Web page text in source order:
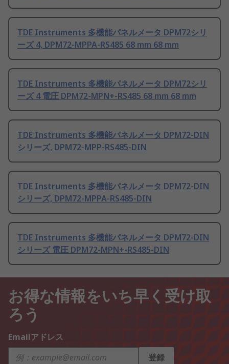
TDE Instruments 多機能パネルメータ DPM72シリ
ーズ 4, DPM72-MPPA-RS485 68 mm 68 mm
TDE Instruments 多機能パネルメータ DPM72シリ
ーズ 4 電圧 DPM72-MPN+-RS485 68 mm 68 mm
TDE Instruments 多機能パネルメータ DPM72-DIN
シリーズ, DPM72-MPP-RS485-DIN
TDE Instruments 多機能パネルメータ DPM72-DIN
シリーズ, DPM72-MPPA-RS485-DIN
TDE Instruments 多機能パネルメータ DPM72-DIN
シリーズ 電圧 DPM72-MPN+-RS485-DIN
お得な情報をいち早く受け取
ろう
Emailアドレス
登録